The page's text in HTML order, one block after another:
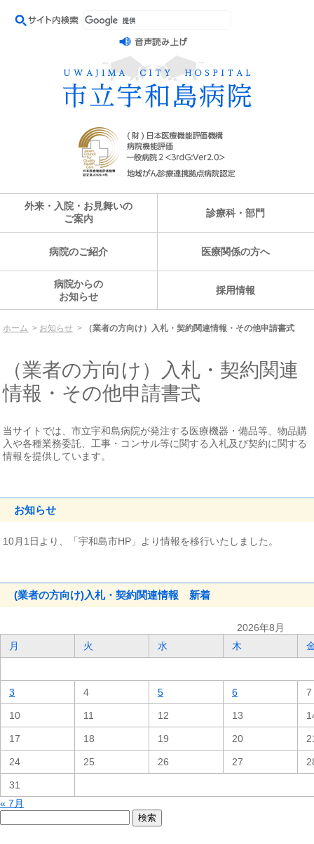
外来・入院・お見舞いの
ご案内
診療科・部門
病院のご紹介 医療関係の方へ
病院からの
お知らせ
採用情報
ホーム お知らせ （業者の方向け）入札・契約関連情報・その他申請書式
（業者の方向け）入札・契約関連
情報・その他申請書式
当サイトでは、市立宇和島病院が発注する医療機器・備品等、物品購
入や各種業務委託、工事・コンサル等に関する入札及び契約に関する
情報を提供しています。
お知らせ
10月1日より、「宇和島市HP」より情報を移行いたしました。
(業者の方向け)入札・契約関連情報 新着
2026年8月
月
火 水 木
3 4 5 6 7
10 11 12 13
17 18 19 20
24 25 26 27
31
« 7月
索: